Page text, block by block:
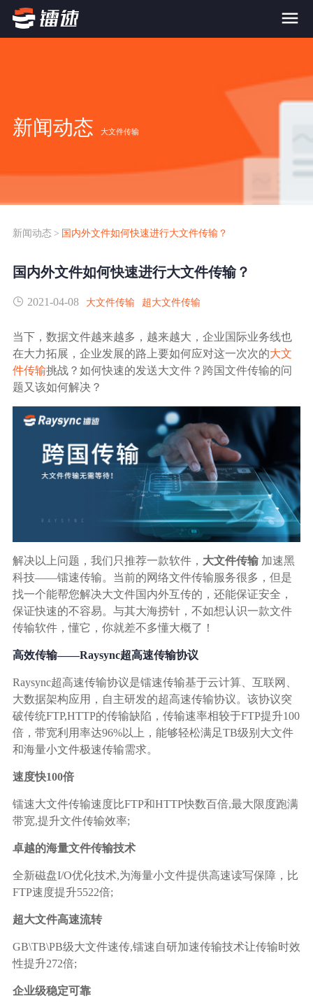
FTP替代升级
SDK传输应用集成
镭速FTP加速
跨国数据传输
数据同步
内外网文件交换
数据迁移
数据协作
行业应用解决方案
政府机构
广告媒体
基因行业
汽车行业
影视制作业
案例
新闻动态
关于镭速
帮助中心
新闻动态 大文件传输
新闻动态 > 国内外文件如何快速进行大文件传输？
国内外文件如何快速进行大文件传输？
2021-04-08 大文件传输 超大文件传输
当下，数据文件越来越多，越来越大，企业国际业务线也
在大力拓展，企业发展的路上要如何应对这一次次的大文
件传输挑战？如何快速的发送大文件？跨国文件传输的问
题又该如何解决？
解决以上问题，我们只推荐一款软件， 大文件传输加速黑
科技——镭速传输。当前的网络文件传输服务很多，但是
找一个能帮您解决大文件国内外互传的，还能保证安全，
保证快速的不容易。与其大海捞针，不如想认识一款文件
传输软件，懂它，你就差不多懂大概了！
高效传输——Raysync超高速传输协议
Raysync超高速传输协议是镭速传输基于云计算、互联网、
大数据架构应用，自主研发的超高速传输协议。该协议突
破传统FTP,HTTP的传输缺陷，传输速率相较于FTP提升100
倍，带宽利用率达96%以上，能够轻松满足TB级别大文件
和海量小文件极速传输需求。
速度快100倍
镭速大文件传输速度比FTP和HTTP快数百倍,最大限度跑满
带宽,提升文件传输效率;
卓越的海量文件传输技术
全新磁盘I/O优化技术,为海量小文件提供高速读写保障，比
FTP速度提升5522倍;
超大文件高速流转
GB\TB\PB级大文件速传,镭速自研加速传输技术让传输时效
性提升272倍;
企业级稳定可靠